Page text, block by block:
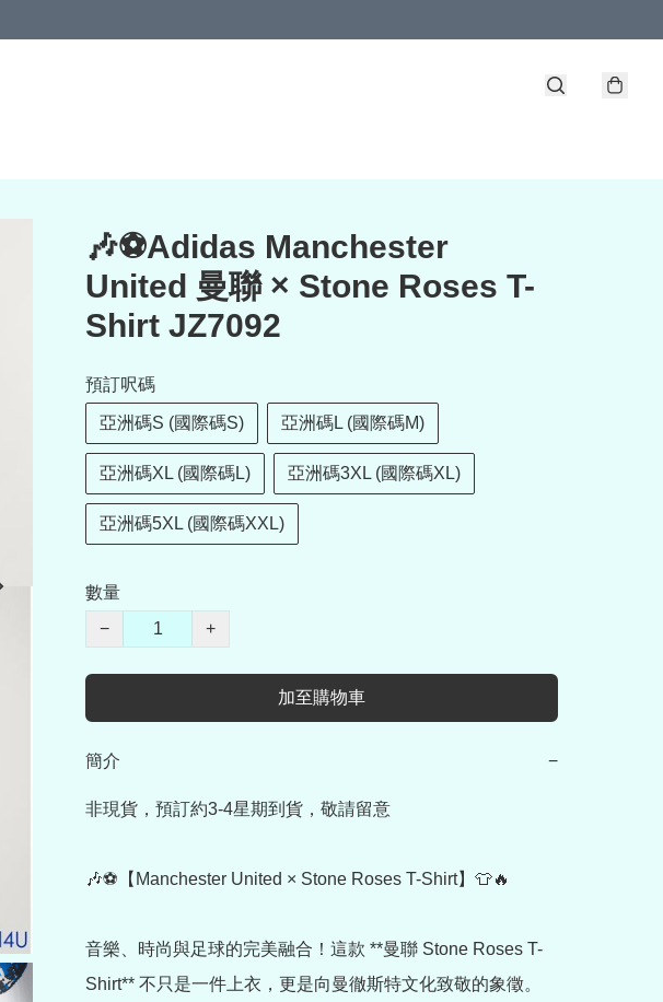
🎶⚽Adidas Manchester
United 曼聯 × Stone Roses T-
Shirt JZ7092
預訂呎碼
亞洲碼S (國際碼S) 亞洲碼L (國際碼M)
亞洲碼XL (國際碼L) 亞洲碼3XL (國際碼XL)
亞洲碼5XL (國際碼XXL)
數量
−
+
加至購物車
簡介 −
非現貨，預訂約3-4星期到貨，敬請留意
🎶⚽【Manchester United × Stone Roses T-Shirt】👕🔥
音樂、時尚與足球的完美融合！這款 **曼聯 Stone Roses T-
Shirt** 不只是一件上衣，更是向曼徹斯特文化致敬的象徵。